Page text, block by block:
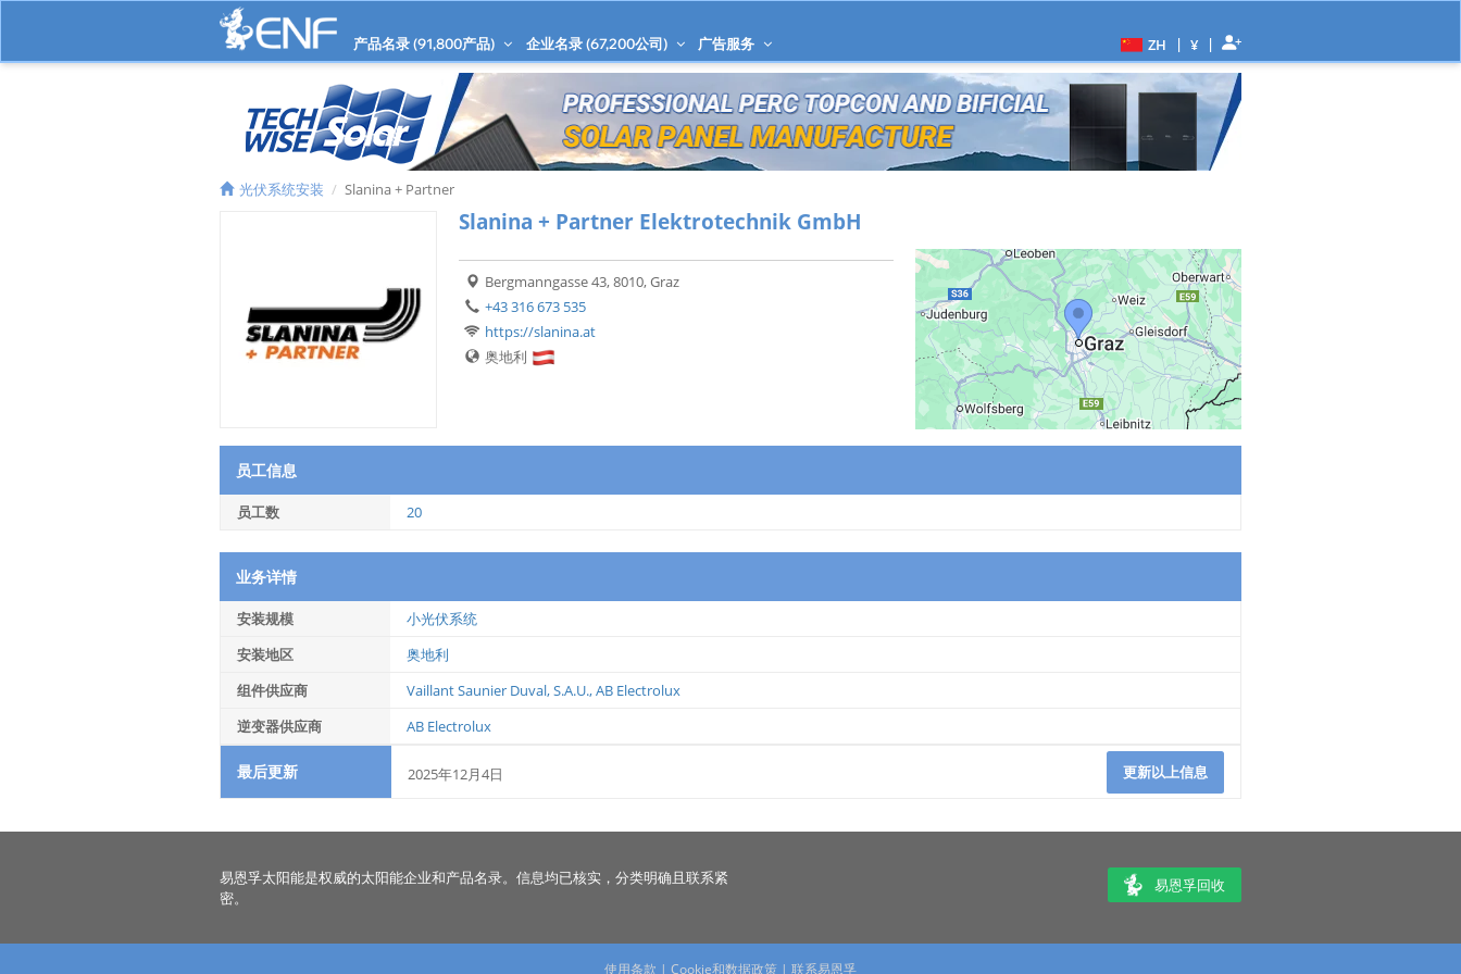
产品名录 (91,800产品) 企业名录 (67,200公司) 广告服务 ZH | ¥ |
光伏系统安装 Slanina + Partner
Slanina + Partner Elek­tro­technik GmbH
Berg­mann­gasse 43, 8010, Graz
+43 316 673 535
https://slanina.at
奥地利
员工信息
员工数 20
业务详情
安装规模
小光伏系统
安装地区
奥地利
组件供应商
Vaillant Saunier Duval, S.A.U.,AB Electrolux
逆变器供应商
AB Electrolux
最后更新 2025年12月4日 更新以上信息
易恩孚太阳能是权威的太阳能企业和产品名录。信息均已核实，分类明确且联系紧
密。
易恩孚回收
使用条款 | Cookie和数据政策 | 联系易恩孚